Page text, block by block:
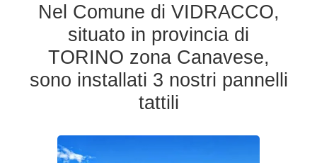
Nel Comune di VIDRACCO,
situato in provincia di
TORINO zona Canavese,
sono installati 3 nostri pannelli
tattili